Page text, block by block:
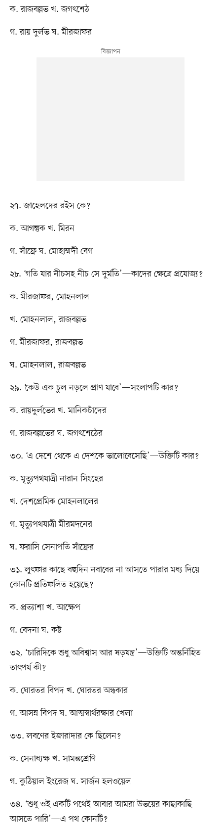
ক. রাজবল্লভ খ. জগৎশেঠ
গ. রায় দুর্লভ ঘ. মীরজাফর
২৭. জাহেলদের রইস কে?
ক. আগন্তুক খ. মিরন
গ. সাঁফ্রে ঘ. মোহাম্মদী বেগ
২৮. ‘গতি যার নীচসহ নীচ সে দুর্মতি’—কাদের ক্ষেত্রে প্রযোজ্য?
ক. মীরজাফর, মোহনলাল
খ. মোহনলাল, রাজবল্লভ
গ. মীরজাফর, রাজবল্লভ
ঘ. মোহনলাল, রাজবল্লভ
২৯. ‘কেউ এক চুল নড়লে প্রাণ যাবে’—সংলাপটি কার?
ক. রায়দুর্লভের খ. মানিকচাঁদের
গ. রাজবল্লভের ঘ. জগৎশেঠের
৩০. ‘এ দেশে থেকে এ দেশকে ভালোবেসেছি’—উক্তিটি কার?
ক. মৃত্যুপথযাত্রী নারান সিংহের
খ. দেশপ্রেমিক মোহনলালের
গ. মৃত্যুপথযাত্রী মীরমদনের
ঘ. ফরাসি সেনাপতি সাঁফ্রের
৩১. লুৎফার কাছে বহুদিন নবাবের না আসতে পারার মধ্য দিয়ে
কোনটি প্রতিফলিত হয়েছে?
ক. প্রত্যাশা খ. আক্ষেপ
গ. বেদনা ঘ. কষ্ট
৩২. ‘চারিদিকে শুধু অবিশ্বাস আর ষড়যন্ত্র’—উক্তিটি অন্তর্নিহিত
তাৎপর্য কী?
ক. ঘোরতর বিপদ খ. ঘোরতর অন্ধকার
গ. আসন্ন বিপদ ঘ. আত্মস্বার্থরক্ষার খেলা
৩৩. লবণের ইজারাদার কে ছিলেন?
ক. সেনাধ্যক্ষ খ. সামন্তশ্রেণি
গ. কুঠিয়াল ইংরেজ ঘ. সার্জন হলওয়েল
৩৪. ‘শুধু ওই একটি পথেই আবার আমরা উভয়ের কাছাকাছি
আসতে পারি’—এ পথ কোনটি?